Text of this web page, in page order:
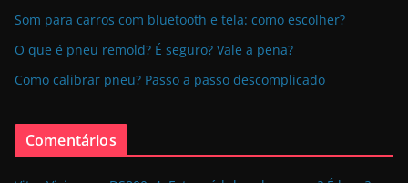
Som para carros com bluetooth e tela: como escolher?
O que é pneu remold? É seguro? Vale a pena?
Como calibrar pneu? Passo a passo descomplicado
Comentários